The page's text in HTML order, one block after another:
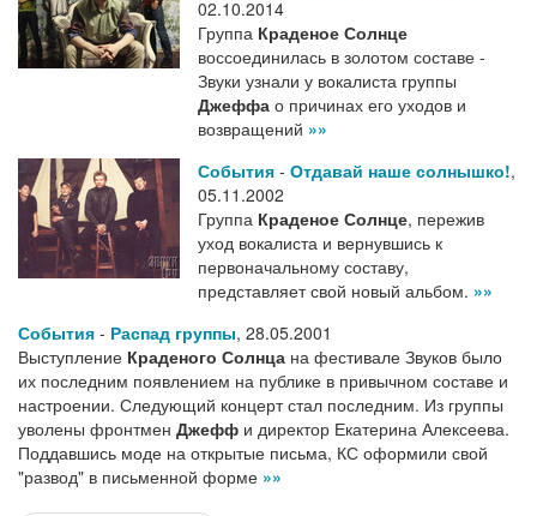
02.10.2014
Группа Краденое Солнце
воссоединилась в золотом составе -
Звуки узнали у вокалиста группы
Джеффа о причинах его уходов и
возвращений »»
События - Отдавай наше солнышко!,
05.11.2002
Группа Краденое Солнце, пережив
уход вокалиста и вернувшись к
первоначальному составу,
представляет свой новый альбом. »»
События - Распад группы, 28.05.2001
Выступление Краденого Солнца на фестивале Звуков было
их последним появлением на публике в привычном составе и
настроении. Следующий концерт стал последним. Из группы
уволены фронтмен Джефф и директор Екатерина Алексеева.
Поддавшись моде на открытые письма, КС оформили свой
"развод" в письменной форме »»